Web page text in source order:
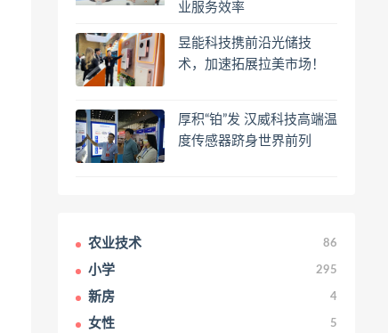
业服务效率
昱能科技携前沿光储技
术，加速拓展拉美市场！
厚积“铂”发 汉威科技高端温
度传感器跻身世界前列
农业技术 86
小学 295
新房 4
女性 5